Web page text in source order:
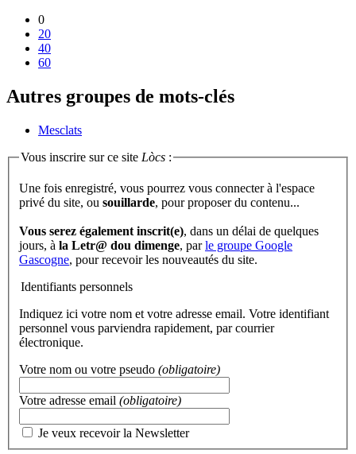
0
20
40
60
Autres groupes de mots-clés
Mesclats
Vous inscrire sur ce site Lòcs :
Une fois enregistré, vous pourrez vous connecter à l'espace
privé du site, ou souillarde , pour proposer du contenu...
Vous serez également inscrit(e), dans un délai de quelques
jours, à la Letr@ dou dimenge, parle groupe Google
Gascogne, pour recevoir les nouveautés du site.
Identifiants personnels
Indiquez ici votre nom et votre adresse email. Votre identifiant
personnel vous parviendra rapidement, par courrier
électronique.
Votre nom ou votre pseudo (obligatoire)
Votre adresse email (obligatoire)
Je veux recevoir la Newsletter